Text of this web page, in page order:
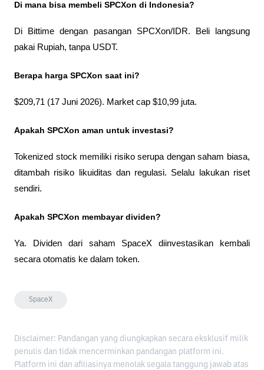
Di mana bisa membeli SPCXon di Indonesia?
Di Bittime dengan pasangan SPCXon/IDR. Beli langsung
pakai Rupiah, tanpa USDT.
Berapa harga SPCXon saat ini?
$209,71 (17 Juni 2026). Market cap $10,99 juta.
Apakah SPCXon aman untuk investasi?
Tokenized stock memiliki risiko serupa dengan saham biasa,
ditambah risiko likuiditas dan regulasi. Selalu lakukan riset
sendiri.
Apakah SPCXon membayar dividen?
Ya. Dividen dari saham SpaceX diinvestasikan kembali
secara otomatis ke dalam token.
SpaceX
Disclaimer: Pandangan yang diungkapkan secara eksklusif milik
penulis dan tidak mencerminkan pandangan platform ini.
Platform ini dan afiliasinya menolak segala tanggung jawab atas